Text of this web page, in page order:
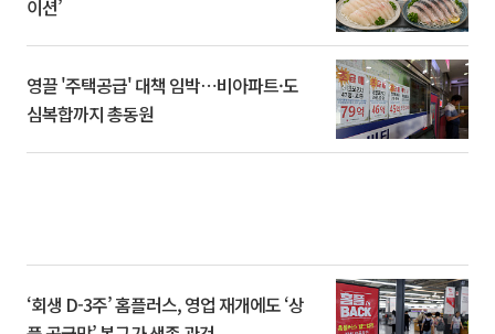
이션’
영끌 '주택공급' 대책 임박⋯비아파트·도
심복합까지 총동원
‘회생 D-3주’ 홈플러스, 영업 재개에도 ‘상